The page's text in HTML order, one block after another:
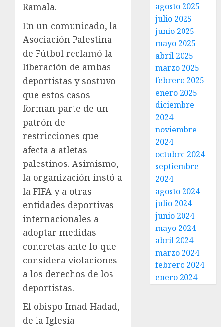
Ramala.
En un comunicado, la
Asociación Palestina
de Fútbol reclamó la
liberación de ambas
deportistas y sostuvo
que estos casos
forman parte de un
patrón de
restricciones que
afecta a atletas
palestinos. Asimismo,
la organización instó a
la FIFA y a otras
entidades deportivas
internacionales a
adoptar medidas
concretas ante lo que
considera violaciones
a los derechos de los
deportistas.
El obispo Imad Hadad,
de la Iglesia
agosto 2025
julio 2025
junio 2025
mayo 2025
abril 2025
marzo 2025
febrero 2025
enero 2025
diciembre
2024
noviembre
2024
octubre 2024
septiembre
2024
agosto 2024
julio 2024
junio 2024
mayo 2024
abril 2024
marzo 2024
febrero 2024
enero 2024